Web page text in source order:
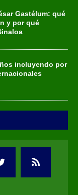
Gastélum: qué
y por qué
incluyendo por